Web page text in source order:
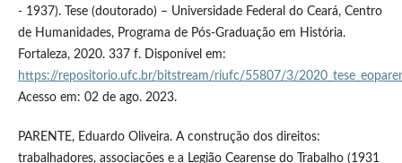
- 1937). Tese (doutorado) – Universidade Federal do Ceará, Centro
de Humanidades, Programa de Pós-Graduação em História.
Fortaleza, 2020. 337 f. Disponível em:
https://repositorio.ufc.br/bitstream/riufc/55807/3/
Acesso em: 02 de ago. 2023.
PARENTE, Eduardo Oliveira. A construção dos direitos:
trabalhadores, associações e a Legião Cearense do Trabalho (1931